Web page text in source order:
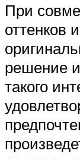
При
оттенков
решение
такого